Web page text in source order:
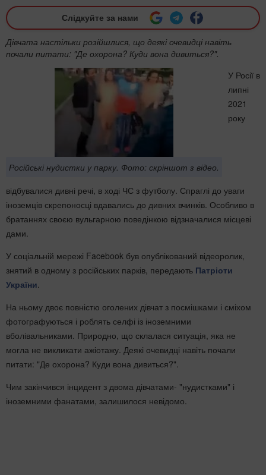
Слідкуйте за нами
Дівчата настільки розійшлися, що деякі очевидці навіть
почали питати: "Де охорона? Куди вона дивиться?".
Російські нудистки у парку. Фото: скріншот з відео.
У Росії в
липні
2021
року
відбувалися дивні речі, в ході ЧС з футболу. Спраглі до уваги
іноземців скрепоносці вдавались до дивних вчинків. Особливо в
братаннях своєю вульгарною поведінкою відзначалися місцеві
дами.
У соціальній мережі Facebook був опублікований відеоролик,
знятий в одному з російських парків, передають Патріоти
України.
На ньому двоє повністю оголених дівчат з посмішками і сміхом
фотографуються і роблять селфі із іноземними
вболівальниками. Природно, що склалася ситуація, яка не
могла не викликати ажіотажу. Деякі очевидці навіть почали
питати: "Де охорона? Куди вона дивиться?".
Чим закінчився інцидент з двома дівчатами- "нудистками" і
іноземними фанатами, залишилося невідомо.